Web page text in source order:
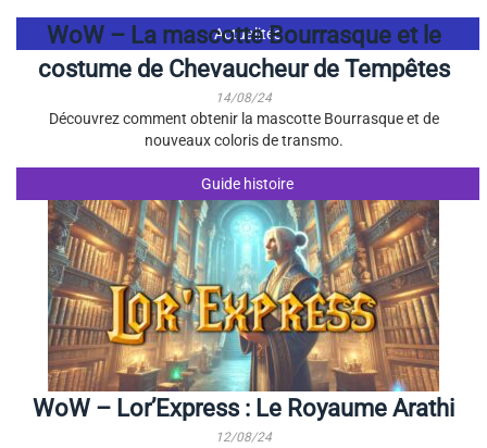
Actualités
WoW – La mascotte Bourrasque et le
costume de Chevaucheur de Tempêtes
14/08/24
Découvrez comment obtenir la mascotte Bourrasque et de
nouveaux coloris de transmo.
Guide histoire
WoW – Lor’Express : Le Royaume Arathi
12/08/24